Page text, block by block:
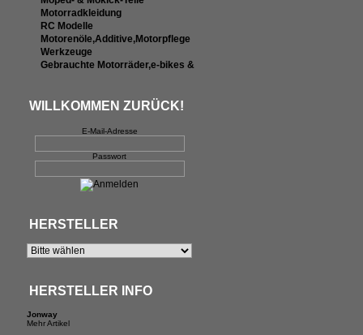
Motorradkleidung
RC Modelle
Motorenöle,Additive,Motorpflege
Werkzeuge
Gebrauchte Motorräder,e-bikes &
WILLKOMMEN ZURÜCK!
E-Mail-Adresse
Passwort
HERSTELLER
HERSTELLER INFO
Jonway
Mehr Artikel